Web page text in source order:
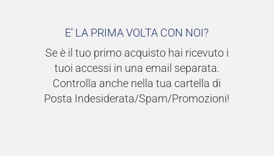
E’ LA PRIMA VOLTA CON NOI?
Se è il tuo primo acquisto hai ricevuto i
tuoi accessi in una email separata.
Controlla anche nella tua cartella di
Posta Indesiderata/Spam/Promozioni!